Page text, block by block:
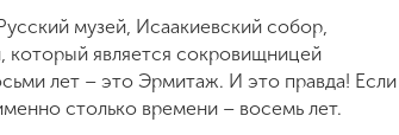
музей, Исаакиевский собор,
который является сокровищницей
лет – это Эрмитаж. И это правда! Если
столько времени – восемь лет.